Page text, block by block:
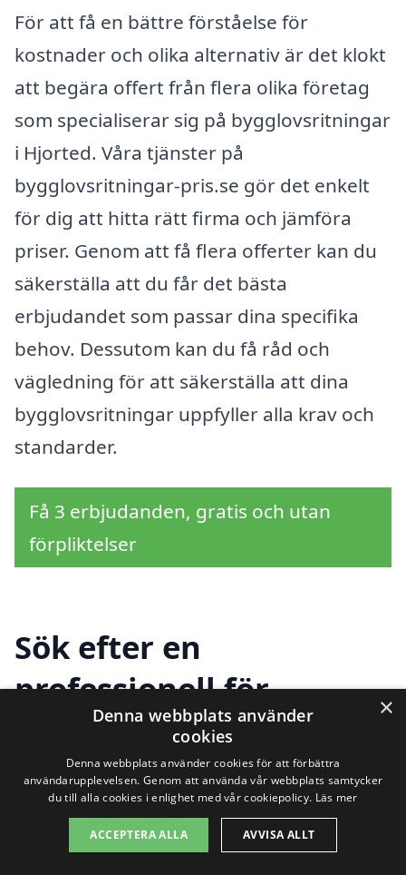
För att få en bättre förståelse för
kostnader och olika alternativ är det klokt
att begära offert från flera olika företag
som specialiserar sig på bygglovsritningar
i Hjorted. Våra tjänster på
bygglovsritningar-pris.se gör det enkelt
för dig att hitta rätt firma och jämföra
priser. Genom att få flera offerter kan du
säkerställa att du får det bästa
erbjudandet som passar dina specifika
behov. Dessutom kan du få råd och
vägledning för att säkerställa att dina
bygglovsritningar uppfyller alla krav och
standarder.
Få 3 erbjudanden, gratis och utan
förpliktelser
Sök efter en
professionell för
bygglovsritningar i
andra städer nära
Hjorted
×
Denna webbplats använder
cookies
Denna webbplats använder cookies för att förbättra
användarupplevelsen. Genom att använda vår webbplats samtycker
du till alla cookies i enlighet med vår cookiepolicy. Läs mer
ACCEPTERA ALLA AVVISA ALLT